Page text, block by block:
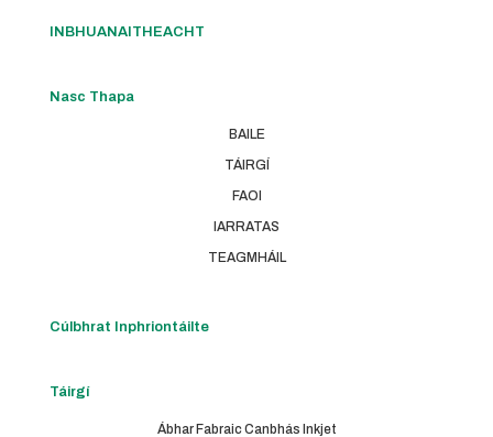
INBHUANAITHEACHT
Nasc Thapa
BAILE
TÁIRGÍ
FAOI
IARRATAS
TEAGMHÁIL
Cúlbhrat Inphriontáilte
Táirgí
Ábhar Fabraic Canbhás Inkjet